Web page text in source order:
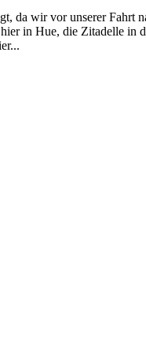
da wir vor unserer Fahrt
in Hue, die Zitadelle in